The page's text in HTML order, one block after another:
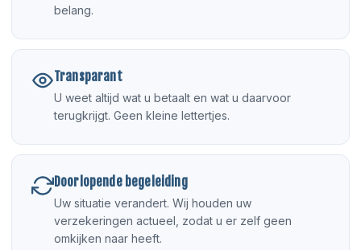
belang.
Transparant
U weet altijd wat u betaalt en wat u daarvoor
terugkrijgt. Geen kleine lettertjes.
Doorlopende begeleiding
Uw situatie verandert. Wij houden uw
verzekeringen actueel, zodat u er zelf geen
omkijken naar heeft.